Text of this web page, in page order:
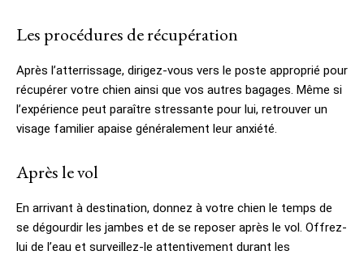
Les procédures de récupération
Après l’atterrissage, dirigez-vous vers le poste approprié pour
récupérer votre chien ainsi que vos autres bagages. Même si
l’expérience peut paraître stressante pour lui, retrouver un
visage familier apaise généralement leur anxiété.
Après le vol
En arrivant à destination, donnez à votre chien le temps de
se dégourdir les jambes et de se reposer après le vol. Offrez-
lui de l’eau et surveillez-le attentivement durant les